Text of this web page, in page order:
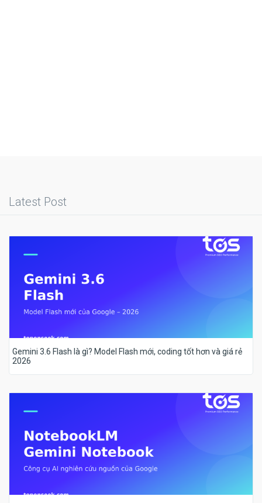
Latest Post
Gemini 3.6 Flash là gì? Model Flash mới, coding tốt hơn và giá rẻ
2026